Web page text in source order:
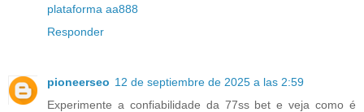
plataforma aa888
Responder
pioneerseo 12 de septiembre de 2025 a las 2:59
Experimente a confiabilidade da 77ss bet e veja como é